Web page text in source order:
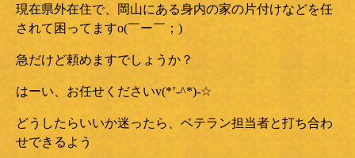
現在県外在住で、岡山にある身内の家の片付けなどを任
されて困ってますo(￣ー￣；)ゞ
急だけど頼めますでしょうか？
はーい、お任せくださいv(*’-^*)-☆
どうしたらいいか迷ったら、ベテラン担当者と打ち合わ
せできるよう